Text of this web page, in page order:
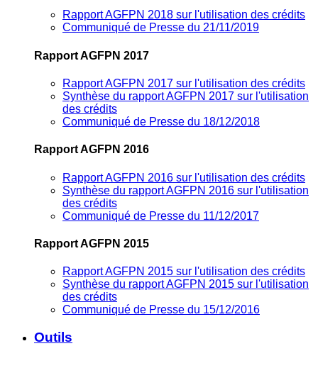
Rapport AGFPN 2018 sur l'utilisation des crédits
Communiqué de Presse du 21/11/2019
Rapport AGFPN 2017
Rapport AGFPN 2017 sur l'utilisation des crédits
Synthèse du rapport AGFPN 2017 sur l'utilisation
des crédits
Communiqué de Presse du 18/12/2018
Rapport AGFPN 2016
Rapport AGFPN 2016 sur l'utilisation des crédits
Synthèse du rapport AGFPN 2016 sur l'utilisation
des crédits
Communiqué de Presse du 11/12/2017
Rapport AGFPN 2015
Rapport AGFPN 2015 sur l'utilisation des crédits
Synthèse du rapport AGFPN 2015 sur l'utilisation
des crédits
Communiqué de Presse du 15/12/2016
Outils